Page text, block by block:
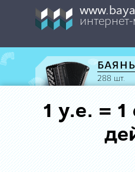
288 шт.
1 у.е. =